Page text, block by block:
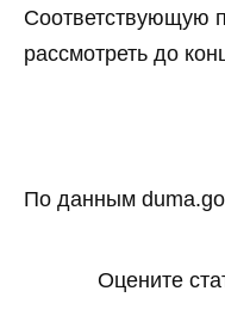
Соответствующую
рассмотреть до
По данным
Оцените